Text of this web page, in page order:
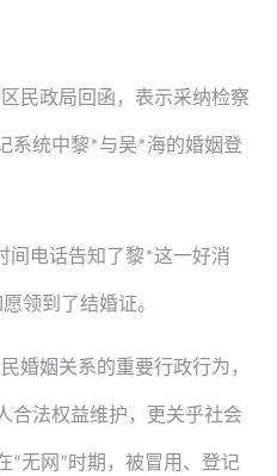
民政局回函，表示采纳检察
系统中黎*与吴*海的婚姻登
间电话告知了黎*这一好消
领到了结婚证。
婚姻关系的重要行政行为，
合法权益维护，更关乎社会
“无网 ”时期，被冒用、登记